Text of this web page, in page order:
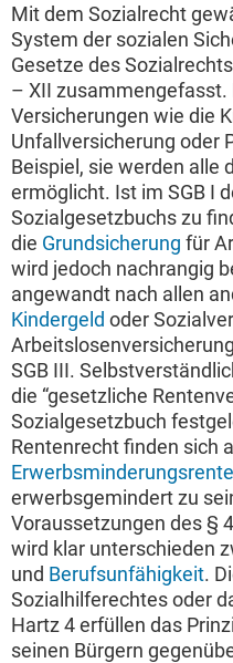
Mit dem Sozialrecht
System der sozialen
Gesetze des
– XII zusammengefasst.
Versicherungen wie die
Unfallversicherung oder
Beispiel, sie werden alle
ermöglicht. Ist im SGB I
Sozialgesetzbuchs zu
die Grundsicherung für
wird jedoch nachrangig
angewandt nach allen
Kindergeld oder
SGB III.
die “gesetzliche
Sozialgesetzbuch
Rentenrecht finden sich
Erwerbsminderungsrente
erwerbsgemindert zu
Voraussetzungen des §
wird klar unterschieden
und Berufsunfähigkeit.
Sozialhilferechtes oder
Hartz 4 erfüllen das
seinen Bürgern